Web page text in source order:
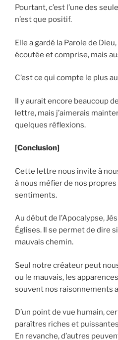
Pourtant, c’est l’une des
n’est que positif.
Elle a gardé la Parole de Dieu,
écoutée et comprise, mais
C’est ce qui compte le plus
Il y aurait encore beaucoup
lettre, mais j’aimerais
quelques réflexions.
[Conclusion]
Cette lettre nous invite à
à nous méfier de nos
sentiments.
Au début de l’Apocalypse,
Églises. Il se permet de dire
mauvais chemin.
Seul notre créateur peut
ou le mauvais, les
souvent nos raisonnements
D’un point de vue humain,
paraîtres riches et
En revanche, d’autres